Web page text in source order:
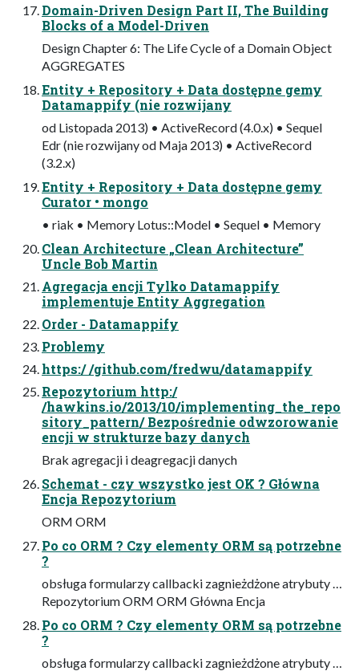
Domain-Driven Design Part II, The Building
Blocks of a Model-Driven
Design Chapter 6: The Life Cycle of a Domain Object
AGGREGATES
Entity + Repository + Data dostępne gemy
Datamappify (nie rozwijany
od Listopada 2013) • ActiveRecord (4.0.x) • Sequel
Edr (nie rozwijany od Maja 2013) • ActiveRecord
(3.2.x)
Entity + Repository + Data dostępne gemy
Curator • mongo
• riak • Memory Lotus::Model • Sequel • Memory
Clean Architecture „Clean Architecture”
Uncle Bob Martin
Agregacja encji Tylko Datamappify
implementuje Entity Aggregation
Order - Datamappify
Problemy
https:/ /github.com/fredwu/datamappify
Repozytorium http:/
/hawkins.io/2013/10/implementing_the_repo
sitory_pattern/ Bezpośrednie odwzorowanie
encji w strukturze bazy danych
Brak agregacji i deagregacji danych
Schemat - czy wszystko jest OK ? Główna
Encja Repozytorium
ORM ORM
Po co ORM ? Czy elementy ORM są potrzebne
?
obsługa formularzy callbacki zagnieżdżone atrybuty …
Repozytorium ORM ORM Główna Encja
Po co ORM ? Czy elementy ORM są potrzebne
?
obsługa formularzy callbacki zagnieżdżone atrybuty …